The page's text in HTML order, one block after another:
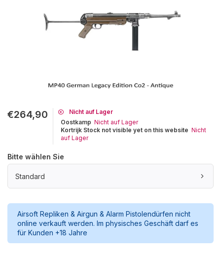
€264,90
Nicht auf Lager
Oostkamp Nicht auf Lager
Kortrijk Stock not visible yet on this website Nicht
auf Lager
Bitte wählen Sie
Standard
Airsoft Repliken & Airgun & Alarm Pistolendürfen nicht
online verkauft werden. Im physisches Geschäft darf es
für Kunden +18 Jahre